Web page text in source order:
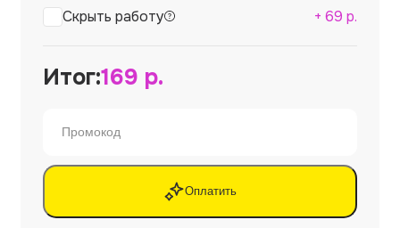
Скрыть работу + 69 р.
Итог:169 р.
Оплатить